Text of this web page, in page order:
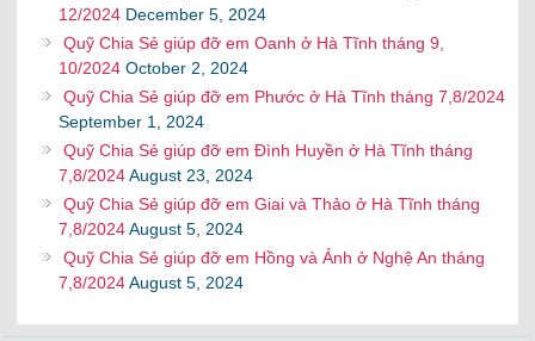
12/2024 December 5, 2024
Quỹ Chia Sẻ giúp đỡ em Oanh ở Hà Tĩnh tháng 9,
10/2024 October 2, 2024
Quỹ Chia Sẻ giúp đỡ em Phước ở Hà Tĩnh tháng 7,8/2024
September 1, 2024
Quỹ Chia Sẻ giúp đỡ em Đình Huyền ở Hà Tĩnh tháng
7,8/2024 August 23, 2024
Quỹ Chia Sẻ giúp đỡ em Giai và Thảo ở Hà Tĩnh tháng
7,8/2024 August 5, 2024
Quỹ Chia Sẻ giúp đỡ em Hồng và Ánh ở Nghệ An tháng
7,8/2024 August 5, 2024